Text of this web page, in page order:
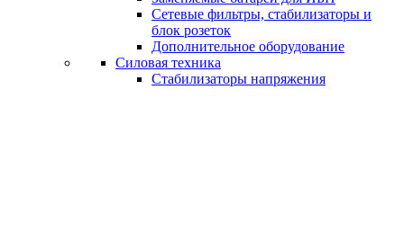
Сетевые фильтры, стабилизаторы и
блок розеток
Дополнительное оборудование
Силовая техника
Стабилизаторы напряжения